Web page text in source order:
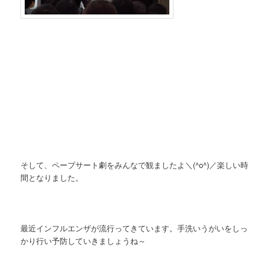
そして、ペープサート劇をみんなで観ましたよ＼(^o^)／楽しい時
間となりました。
最近インフルエンザが流行ってきています。手洗いうがいをしっ
かり行い予防していきましょうね～